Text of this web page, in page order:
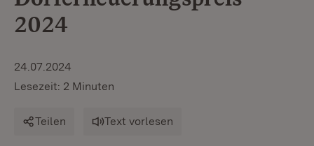
2024
24.07.2024
Lesezeit: 2 Minuten
Teilen Text vorlesen